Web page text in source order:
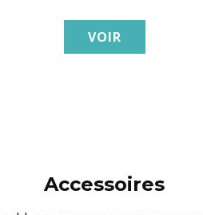
VOIR
Accessoires